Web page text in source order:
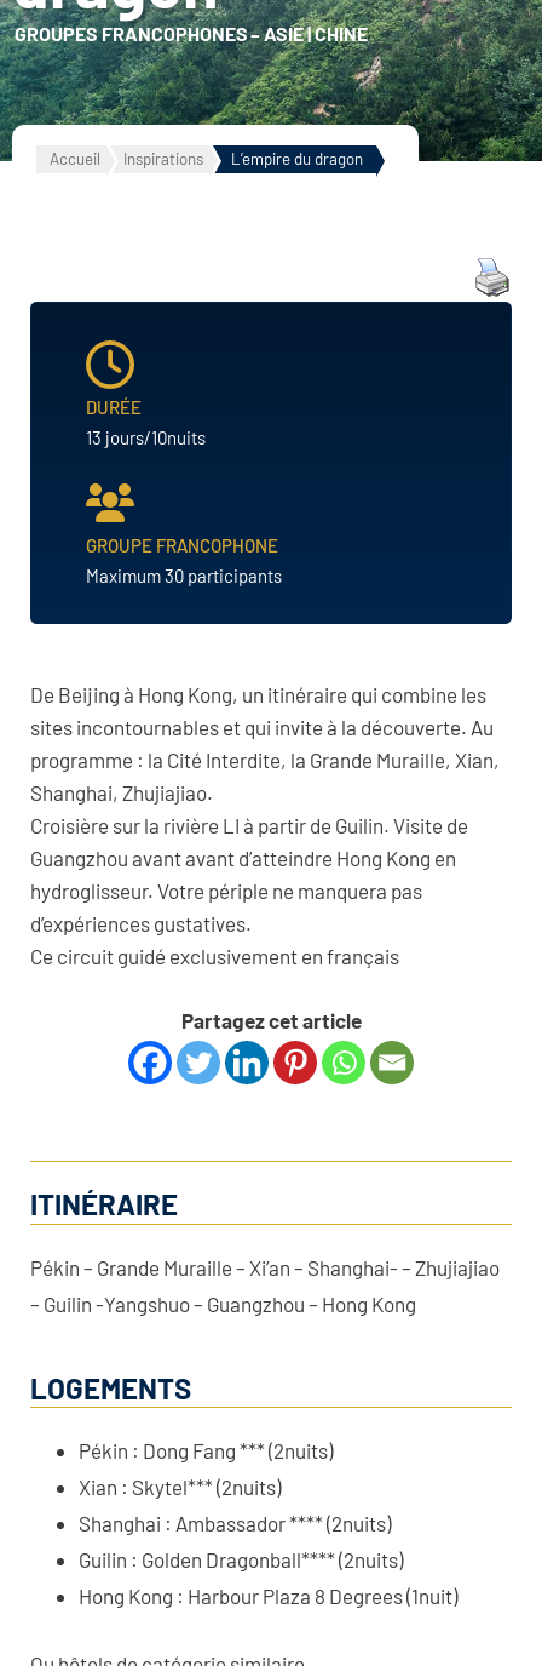
GROUPES FRANCOPHONES–ASIE|CHINE
Accueil Inspirations L’empire du dragon
DURÉE
13 jours/10nuits
GROUPE FRANCOPHONE
Maximum 30 participants
De Beijing à Hong Kong, un itinéraire qui combine les
sites incontournables et qui invite à la découverte. Au
programme : la Cité Interdite, la Grande Muraille, Xian,
Shanghai, Zhujiajiao.
Croisière sur la rivière LI à partir de Guilin. Visite de
Guangzhou avant avant d’atteindre Hong Kong en
hydroglisseur. Votre périple ne manquera pas
d’expériences gustatives.
Ce circuit guidé exclusivement en français
Partagez cet article
ITINÉRAIRE
Pékin – Grande Muraille – Xi’an – Shanghai- – Zhujiajiao
– Guilin -Yangshuo – Guangzhou – Hong Kong
LOGEMENTS
Pékin : Dong Fang *** (2nuits)
Xian : Skytel*** (2nuits)
Shanghai : Ambassador **** (2nuits)
Guilin : Golden Dragonball**** (2nuits)
Hong Kong : Harbour Plaza 8 Degrees (1nuit)